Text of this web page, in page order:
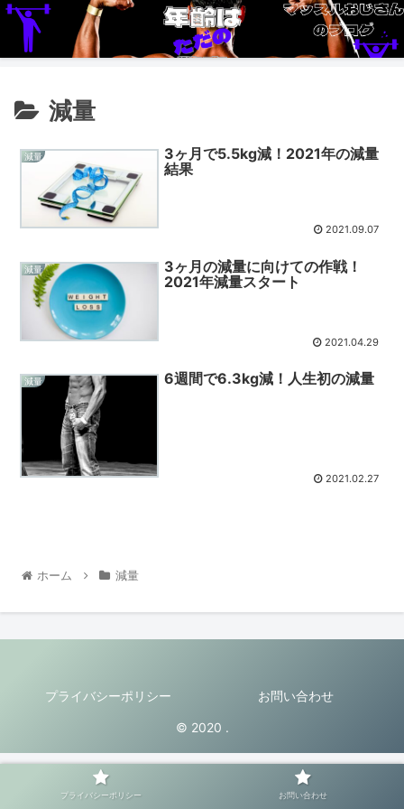
減量
減量
3ヶ月で5.5kg減！2021年の減量
結果
2021.09.07
減量
3ヶ月の減量に向けての作戦！
2021年減量スタート
2021.04.29
減量 6週間で6.3kg減！人生初の減量
2021.02.27
ホーム 減量
プライバシーポリシー お問い合わせ
© 2020 .
プライバシーポリシー お問い合わせ